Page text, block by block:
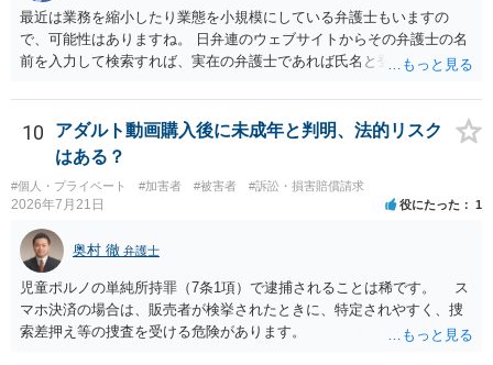
最近は業務を縮小したり業態を小規模にしている弁護士もいますの
で、可能性はありますね。 日弁連のウェブサイトからその弁護士の名
前を入力して検索すれば、実在の弁護士であれば氏名と登録番号が表
良いでしょう。
10
アダルト動画購入後に未成年と判明、法的リスク
はある？
#個人・プライベート #加害者 #被害者 #訴訟・損害賠償請求
2026年7月21日 役にたった 1
奥村 徹 弁護士
児童ポルノの単純所持罪（7条1項）で逮捕されることは稀です。 ス
マホ決済の場合は、販売者が検挙されたときに、特定されやすく、捜
索差押え等の捜査を受ける危険があります。